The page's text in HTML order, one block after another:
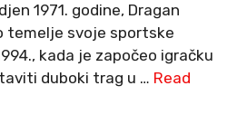
1971. godine, Dragan
temelje svoje sportske
kada je započeo igračku
duboki trag u … Read